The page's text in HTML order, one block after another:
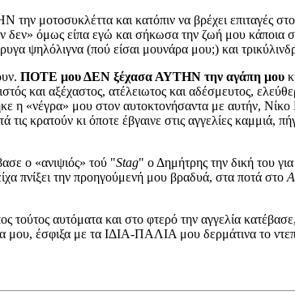
μοτοσυκλέττα και κατόπιν να βρέχει επιταγές
όμως είπα εγώ και σήκωσα την ζωή μου κάποια
ψηλόλιγνα (πού είσαι μουνάρα μου;) και
ΠΟΤΕ μου ΔΕΝ ξέχασα ΑΥΤΗΝ την αγάπη μου
και αξέχαστος, ατέλειωτος και αδέσμευτος,
η «νέγρα» μου στον αυτοκτονήσαντα με αυτήν,
τις κρατούν κι όποτε έβγαινε στις αγγελίες καμμιά,
ο «ανιψιός» τού "Stag" ο Δημήτρης την δική του
πνίξει την προηγούμενή μου βραδυά, στα ποτά στο
αυτόματα και στο φτερό την αγγελία
έσφιξα με τα ΙΔΙΑ-ΠΑΛΙΑ μου δερμάτινα το